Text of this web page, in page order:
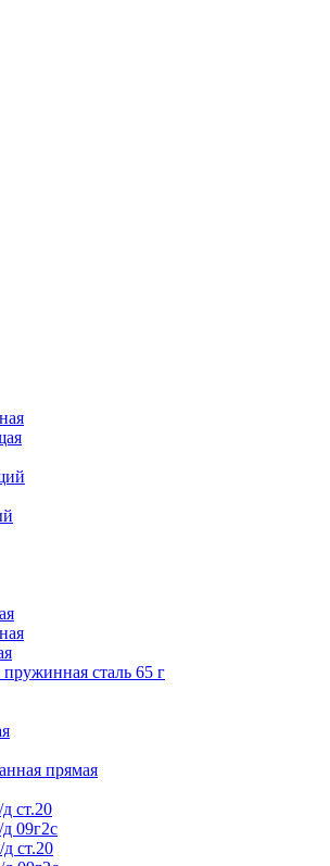
сталь 65 г
прямая
ст.20
09г2с
ст.20